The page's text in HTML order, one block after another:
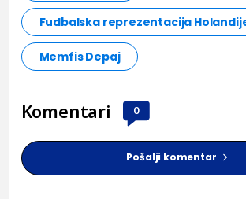
Fudbalska reprezentacija
Memfis Depaj
Komentari 0
Pošalji komentar